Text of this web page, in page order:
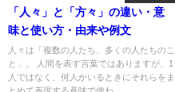
「人々」と「方々」の違い・意
味と使い方・由来や例文
人々は「複数の人たち、多くの人たちのこ
と」。 人間を表す言葉ではありますが、1
人ではなく、何人かいるときにそれらをま